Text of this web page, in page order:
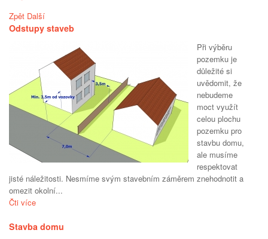
Zpět Další
Odstupy staveb
Při výběru
pozemku je
důležité si
uvědomit, že
nebudeme
moct využít
celou plochu
pozemku pro
stavbu domu,
ale musíme
respektovat
jisté náležitosti. Nesmíme svým stavebním záměrem znehodnotit a
omezit okolní...
Čti více
Stavba domu